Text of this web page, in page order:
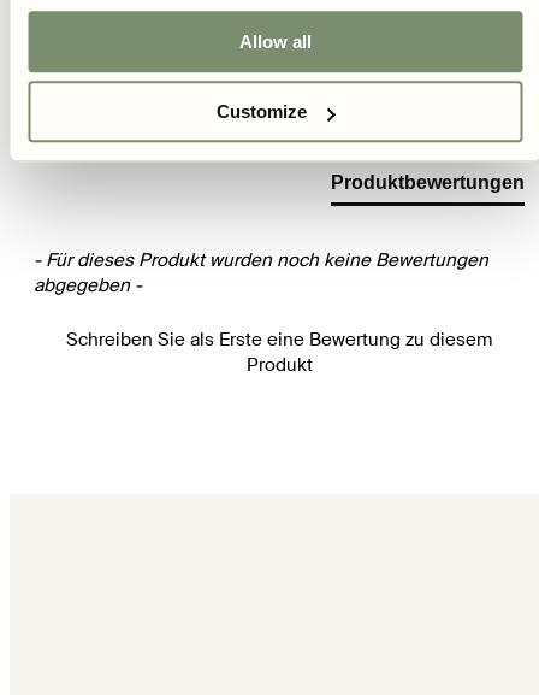
Allow all
Customize
Bewertung schreiben
Produktbewertungen
- Für dieses Produkt wurden noch keine Bewertungen
abgegeben -
Schreiben Sie als Erste eine Bewertung zu diesem
Produkt
New content loaded